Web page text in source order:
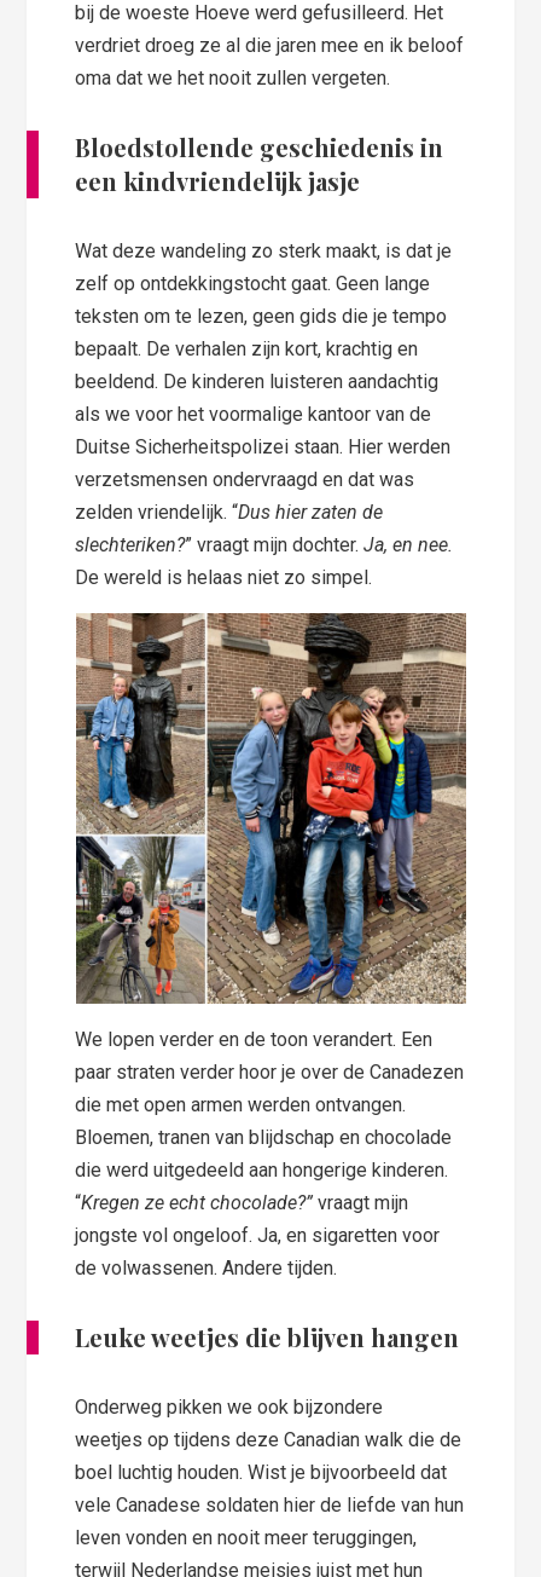
bij de woeste Hoeve werd gefusilleerd. Het
verdriet droeg ze al die jaren mee en ik beloof
oma dat we het nooit zullen vergeten.
Bloedstollende geschiedenis in
een kindvriendelijk jasje
Wat deze wandeling zo sterk maakt, is dat je
zelf op ontdekkingstocht gaat. Geen lange
teksten om te lezen, geen gids die je tempo
bepaalt. De verhalen zijn kort, krachtig en
beeldend. De kinderen luisteren aandachtig
als we voor het voormalige kantoor van de
Duitse Sicherheitspolizei staan. Hier werden
verzetsmensen ondervraagd en dat was
zelden vriendelijk. “Dus hier zaten de
slechteriken?” vraagt mijn dochter.Ja, en nee.
De wereld is helaas niet zo simpel.
We lopen verder en de toon verandert. Een
paar straten verder hoor je over de Canadezen
die met open armen werden ontvangen.
Bloemen, tranen van blijdschap en chocolade
die werd uitgedeeld aan hongerige kinderen.
“Kregen ze echt chocolade?” vraagt mijn
jongste vol ongeloof. Ja, en sigaretten voor
de volwassenen. Andere tijden.
Leuke weetjes die blijven hangen
Onderweg pikken we ook bijzondere
weetjes op tijdens deze Canadian walk die de
boel luchtig houden. Wist je bijvoorbeeld dat
vele Canadese soldaten hier de liefde van hun
leven vonden en nooit meer teruggingen,
terwijl Nederlandse meisjes juist met hun